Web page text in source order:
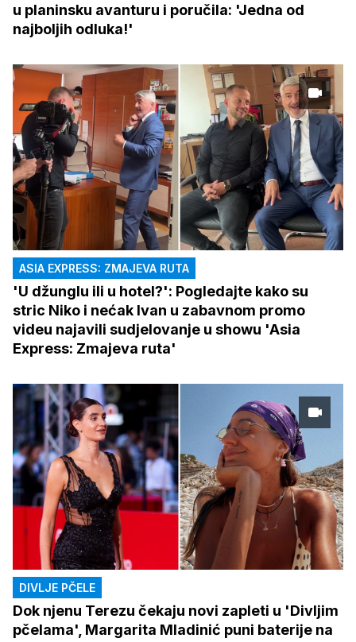
u planinsku avanturu i poručila: 'Jedna od
najboljih odluka!'
ASIA EXPRESS: ZMAJEVA RUTA
'U džunglu ili u hotel?': Pogledajte kako su
stric Niko i nećak Ivan u zabavnom promo
videu najavili sudjelovanje u showu 'Asia
Express: Zmajeva ruta'
DIVLJE PČELE
Dok njenu Terezu čekaju novi zapleti u 'Divljim
pčelama', Margarita Mladinić puni baterije na